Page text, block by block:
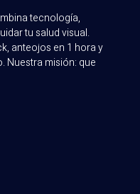
tecnología,
tu salud visual.
anteojos en 1 hora y
Nuestra misión: que